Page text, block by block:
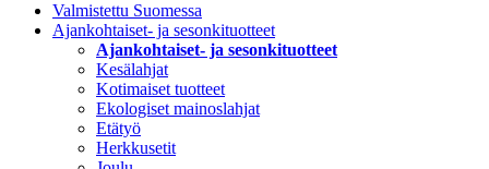
Valmistettu Suomessa
Ajankohtaiset- ja sesonkituotteet
Ajankohtaiset- ja sesonkituotteet
Kesälahjat
Kotimaiset tuotteet
Ekologiset mainoslahjat
Etätyö
Herkkusetit